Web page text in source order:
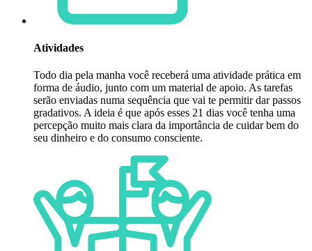
Atividades
Todo dia pela manha você receberá uma atividade prática em
forma de áudio, junto com um material de apoio. As tarefas
serão enviadas numa sequência que vai te permitir dar passos
gradativos. A ideia é que após esses 21 dias você tenha uma
percepção muito mais clara da importância de cuidar bem do
seu dinheiro e do consumo consciente.